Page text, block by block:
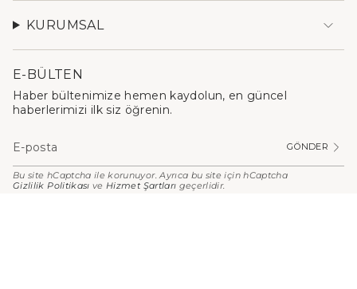
KURUMSAL
E-BÜLTEN
Haber bültenimize hemen kaydolun, en güncel
haberlerimizi ilk siz öğrenin.
GÖNDER
Bu site hCaptcha ile korunuyor. Ayrıca bu site için hCaptcha
Gizlilik Politikası ve Hizmet Şartları geçerlidir.